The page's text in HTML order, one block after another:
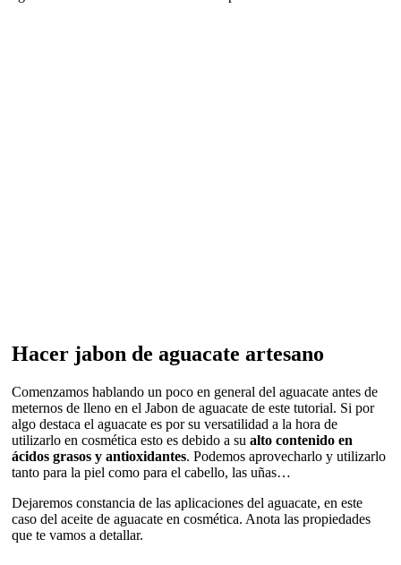
Hacer jabon de aguacate artesano
Comenzamos hablando un poco en general del aguacate antes de
meternos de lleno en el Jabon de aguacate de este tutorial. Si por
algo destaca el aguacate es por su versatilidad a la hora de
utilizarlo en cosmética esto es debido a su alto contenido en
ácidos grasos y antioxidantes. Podemos aprovecharlo y utilizarlo
tanto para la piel como para el cabello, las uñas…
Dejaremos constancia de las aplicaciones del aguacate, en este
caso del aceite de aguacate en cosmética. Anota las propiedades
que te vamos a detallar.